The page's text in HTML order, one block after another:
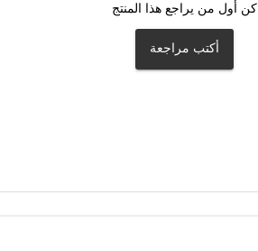
كن أول من يراجع هذا المنتج
أكتب مراجعة